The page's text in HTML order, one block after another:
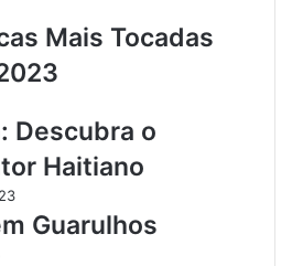
Mais Tocadas
Descubra o
Haitiano
Guarulhos